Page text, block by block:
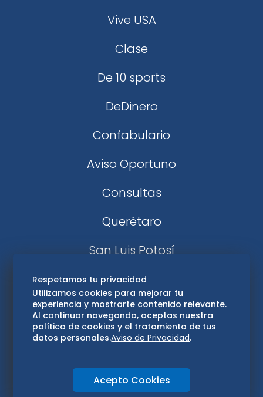
Vive USA
Clase
De 10 sports
DeDinero
Confabulario
Aviso Oportuno
Consultas
Querétaro
San Luis Potosí
Edomex
Consultas
Hidalgo
Oaxaca
Aviso de privacidad Directorio
Respetamos tu privacidad
Utilizamos cookies para mejorar tu
experiencia y mostrarte contenido relevante.
Al continuar navegando, aceptas nuestra
política de cookies y el tratamiento de tus
datos personales.Aviso de Privacidad.
Acepto Cookies